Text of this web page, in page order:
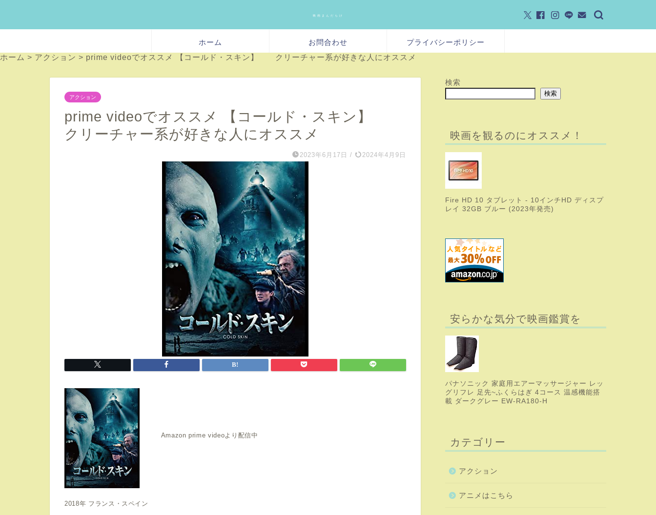
映画まんだらけ
ホーム お問合わせ プライバシーポリシー
ホーム > アクション > prime videoでオススメ 【コールド・スキン】 クリーチャー系が好きな人にオススメ
アクション
prime videoでオススメ 【コールド・スキン】
クリーチャー系が好きな人にオススメ
2023年6月17日 / 2024年4月9日
Amazon prime videoより配信中
2018年 フランス・スペイン
検索
検索
映画を観るのにオススメ！
Fire HD 10 タブレット - 10インチHD ディスプ
レイ 32GB ブルー (2023年発売)
安らかな気分で映画鑑賞を
パナソニック 家庭用エアーマッサージャー レッ
グリフレ 足先~ふくらはぎ 4コース 温感機能搭
載 ダークグレー EW-RA180-H
カテゴリー
アクション
アニメはこちら